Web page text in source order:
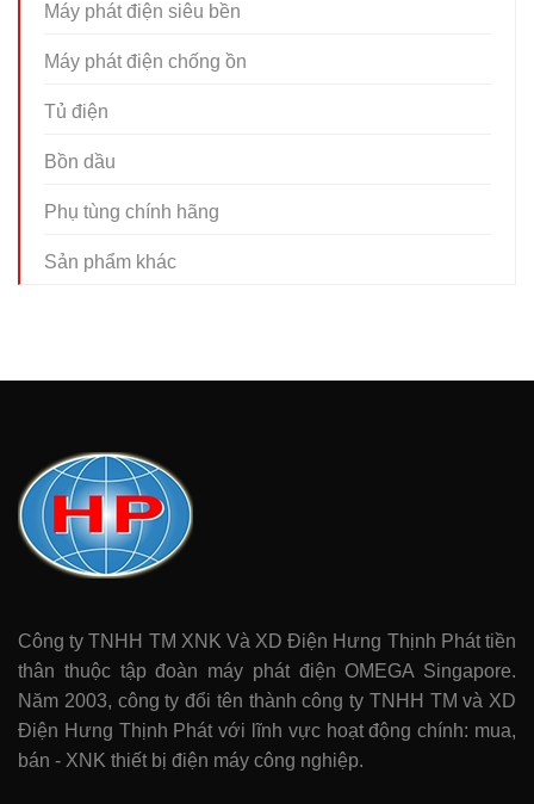
Máy phát điện siêu bền
Máy phát điện chống ồn
Tủ điện
Bồn dầu
Phụ tùng chính hãng
Sản phẩm khác
Công ty TNHH TM XNK Và XD Điện Hưng Thịnh Phát tiền
thân thuộc tập đoàn máy phát điện OMEGA Singapore.
Năm 2003, công ty đổi tên thành công ty TNHH TM và XD
Điện Hưng Thịnh Phát với lĩnh vực hoạt động chính: mua,
bán - XNK thiết bị điện máy công nghiệp.